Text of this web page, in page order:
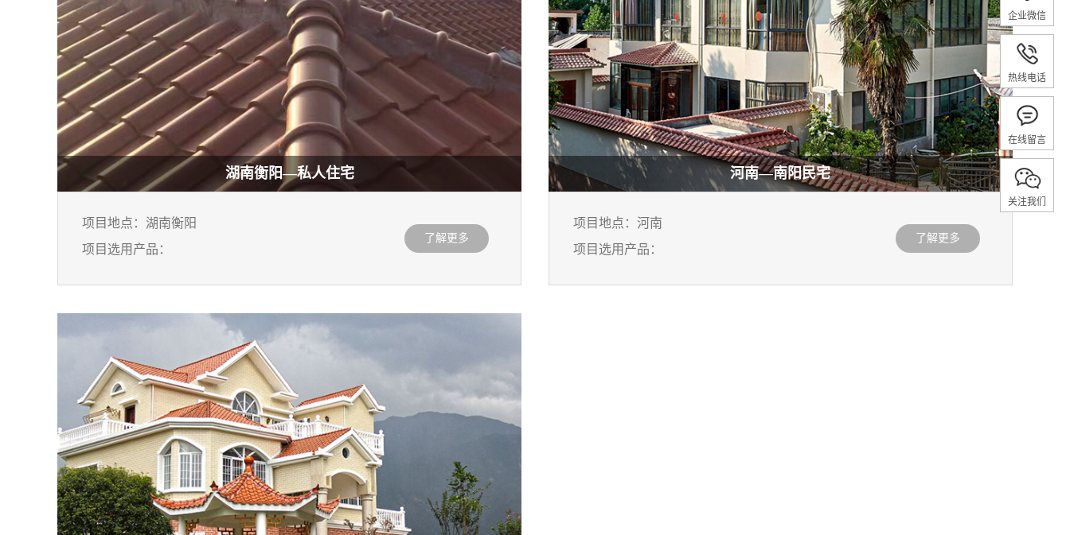
湖南衡阳—私人住宅
项目地点：湖南衡阳
项目选用产品：
了解更多
河南—南阳民宅
项目地点：河南
项目选用产品：
了解更多
企业微信
热线电话
在线留言
关注我们